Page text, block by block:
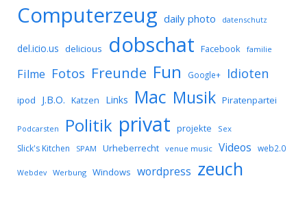
Computerzeug daily photo datenschutz
del.icio.us delicious dobschat Facebook familie
Filme Fotos Freunde Fun Google+ Idioten
ipod J.B.O. Katzen Links Mac Musik Piratenpartei
Podcarsten Politik privat projekte Sex
Slick's Kitchen SPAM Urheberrecht venue music Videos web2.0
Webdev Werbung Windows wordpress zeuch